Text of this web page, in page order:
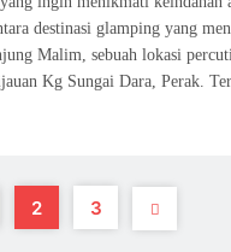
destinasi glamping yang
Malim, sebuah lokasi
Kg Sungai Dara, Perak.
2 3